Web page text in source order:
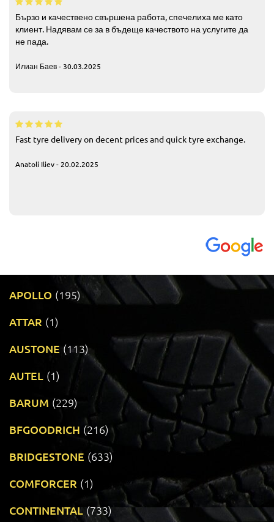
Бързо и качествено свършена работа, спечелиха ме като
клиент. Надявам се за в бъдеще качеството на услугите да
не пада.
Илиан Баев - 30.03.2025
Fast tyre delivery on decent prices and quick tyre exchange.
Anatoli Iliev - 20.02.2025
APOLLO (195)
ATTAR (1)
AUSTONE (113)
AUTEL (1)
BARUM (229)
BFGOODRICH (216)
BRIDGESTONE (633)
COMFORCER (1)
CONTINENTAL (733)